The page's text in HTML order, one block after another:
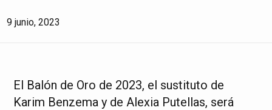
9 junio, 2023
El Balón de Oro de 2023, el sustituto de
Karim Benzema y de Alexia Putellas, será